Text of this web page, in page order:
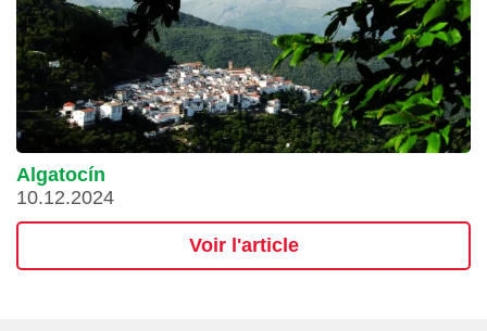
Algatocín
10.12.2024
Voir l'article